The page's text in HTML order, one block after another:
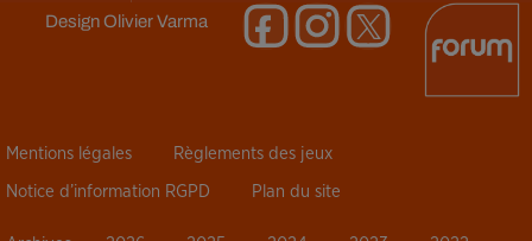
DesignOlivier Varma
Mentions légales Règlements des jeux
Notice d’information RGPD Plan du site